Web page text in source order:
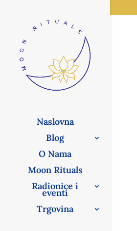
Naslovna
Blog
O Nama
Moon Rituals
Radionice i
eventi
Trgovina